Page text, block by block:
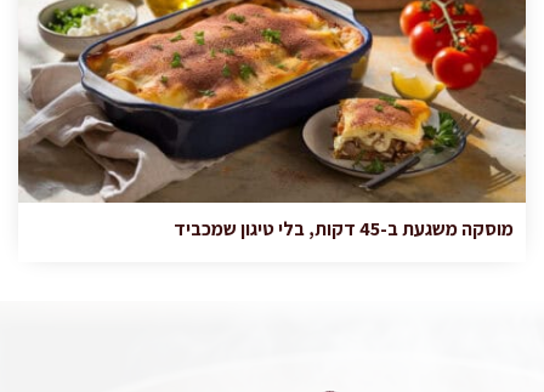
מוסקה משגעת ב-45 דקות, בלי טיגון שמכביד